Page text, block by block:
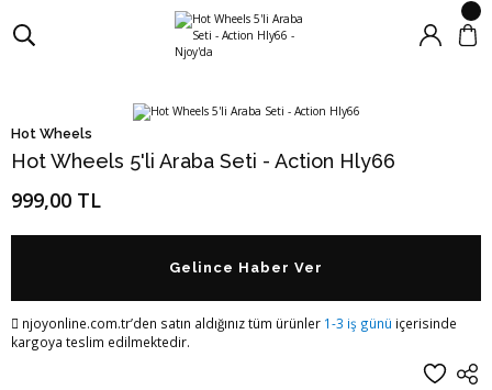
Hot Wheels
Hot Wheels 5'li Araba Seti - Action Hly66
999,00 TL
Gelince Haber Ver
njoyonline.com.tr’den satın aldığınız tüm ürünler 1-3 iş günü içerisinde
kargoya teslim edilmektedir.